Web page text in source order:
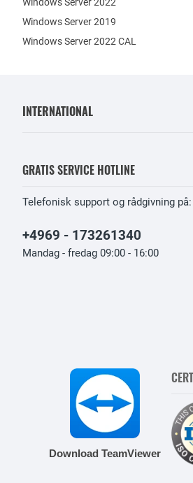
Windows Server 2022
Windows Server 2019
Windows Server 2022 CAL
INTERNATIONAL
GRATIS SERVICE HOTLINE
Telefonisk support og rådgivning på:
+4969 - 173261340
Mandag - fredag 09:00 - 16:00
Download TeamViewer